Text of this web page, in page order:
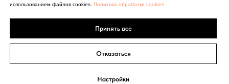
использованием файлов cookies. Политика обработки cookies
Принять все
Отказаться
Настройки